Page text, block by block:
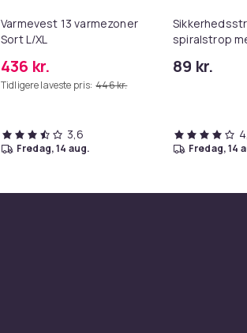
Varmevest 13 varmezoner
Sort L/XL
436 kr.
Tidligere laveste pris: 446 kr.
3,6
fredag, 14 aug.
spiralstrop
89 kr.
fredag, 14